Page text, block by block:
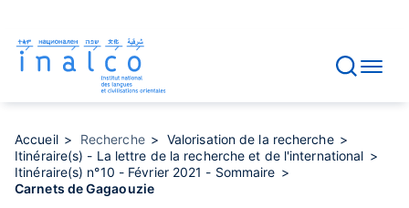
contenu
principal
Accueil Recherche
Valorisation de la recherche
Itinéraire(s) - La lettre de la recherche et de l'international
Itinéraire(s) n°10 - Février 2021 - Sommaire
Carnets de Gagaouzie